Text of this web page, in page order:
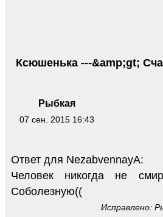
Рыбкая
07 сен. 2015 16:43
Ксюшенька ---&amp;gt;
Ответ для NezabvennayA:
Человек никогда не
Соболезную((
Исправлено: